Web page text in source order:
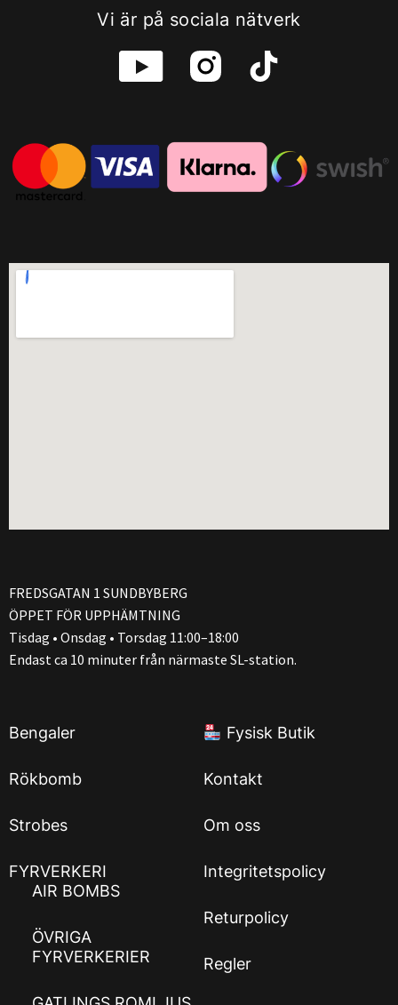
Vi är på sociala nätverk
FREDSGATAN 1 SUNDBYBERG
ÖPPET FÖR UPPHÄMTNING
Tisdag • Onsdag • Torsdag 11:00–18:00
Endast ca 10 minuter från närmaste SL-station.
Bengaler
Rökbomb
Strobes
FYRVERKERI
AIR BOMBS
ÖVRIGA
FYRVERKERIER
Fysisk Butik
Kontakt
Om oss
Integritetspolicy
Returpolicy
Regler